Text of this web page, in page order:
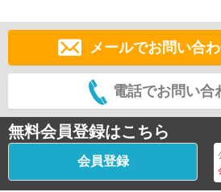
メールでお問い合
電話でお問い合
無料会員登録はこちら
会員登録